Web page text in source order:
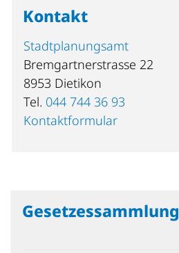
Kontakt
Stadtplanungsamt
Bremgartnerstrasse 22
8953 Dietikon
Tel. 044 744 36 93
Kontaktformular
Gesetzessammlung